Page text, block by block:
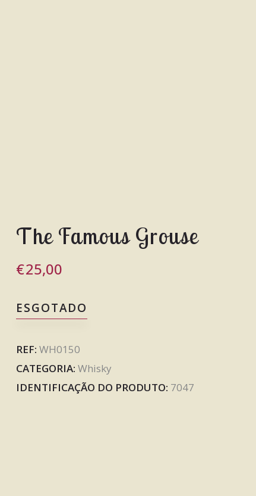
The Famous Grouse
€25,00
ESGOTADO
REF: WH0150
CATEGORIA: Whisky
IDENTIFICAÇÃO DO PRODUTO: 7047